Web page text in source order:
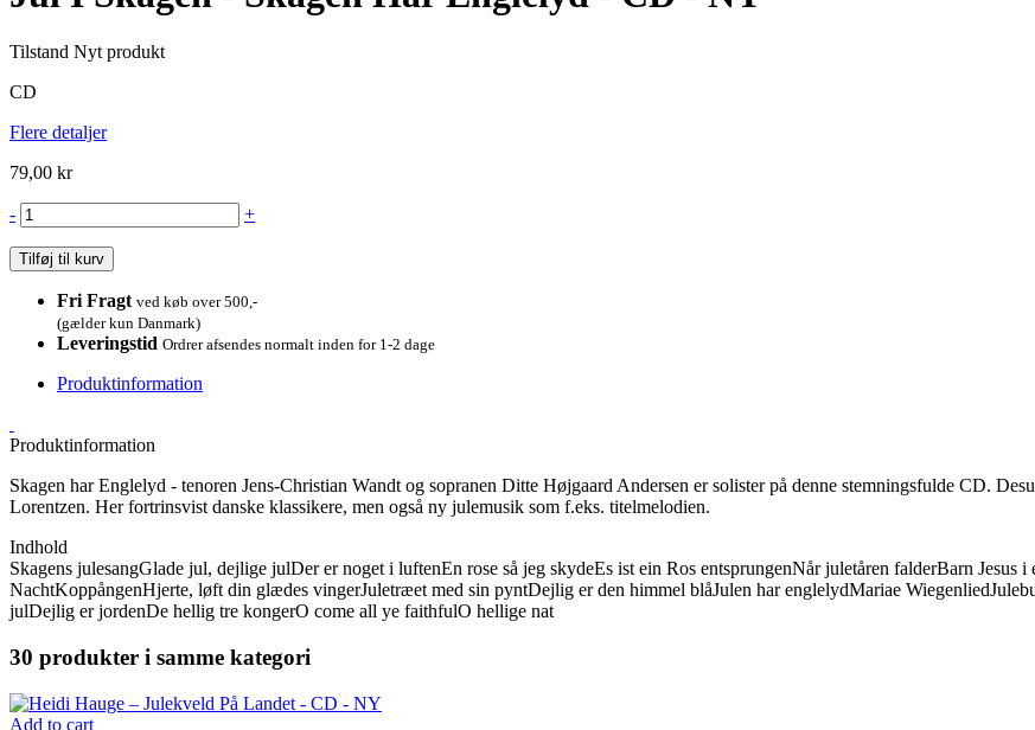
Tilstand Nyt produkt
CD
Flere detaljer
79,00 kr
- +
Tilføj til kurv
Fri Fragt ved køb over 500,-
(gælder kun Danmark)
Leveringstid Ordrer afsendes normalt inden for 1-2 dage
Produktinformation
Produktinformation
Skagen har Englelyd - tenoren Jens-Christian Wandt og sopranen Ditte Højgaard Andersen er solister på denne stemningsfulde CD.
Lorentzen. Her fortrinsvist danske klassikere, men også ny julemusik som f.eks. titelmelodien.
Indhold
Skagens julesangGlade jul, dejlige julDer er noget i luftenEn rose så jeg skydeEs ist ein Ros entsprungenNår juletåren falderBarn Jesus i
NachtKoppångenHjerte, løft din glædes vingerJuletræet med sin pyntDejlig er den himmel blåJulen har englelydMariae Wiegenlied
julDejlig er jordenDe hellig tre kongerO come all ye faithfulO hellige nat
30 produkter i samme kategori
Add to cart